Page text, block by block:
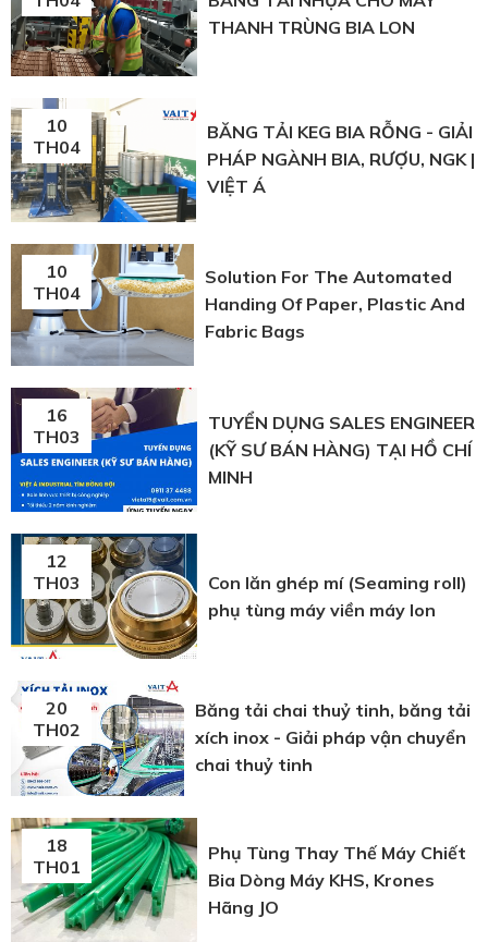
THANH TRÙNG BIA LON
10
TH04
BĂNG TẢI KEG BIA RỖNG - GIẢI
PHÁP NGÀNH BIA, RƯỢU, NGK |
VIỆT Á
10
TH04
Solution For The Automated
Handing Of Paper, Plastic And
Fabric Bags
16
TH03
TUYỂN DỤNG SALES ENGINEER
(KỸ SƯ BÁN HÀNG) TẠI HỒ CHÍ
MINH
12
TH03
Con lăn ghép mí (Seaming roll)
phụ tùng máy viền máy lon
20
TH02
Băng tải chai thuỷ tinh, băng tải
xích inox - Giải pháp vận chuyển
chai thuỷ tinh
18
TH01
Phụ Tùng Thay Thế Máy Chiết
Bia Dòng Máy KHS, Krones
Hãng JO